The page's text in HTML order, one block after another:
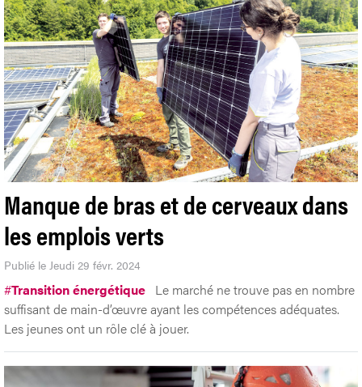
Manque de bras et de cerveaux dans
les emplois verts
Publié le Jeudi 29 févr. 2024
#Transition énergétique Le marché ne trouve pas en nombre
suffisant de main-d’œuvre ayant les compétences adéquates.
Les jeunes ont un rôle clé à jouer.